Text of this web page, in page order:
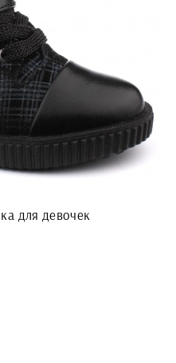
для девочек